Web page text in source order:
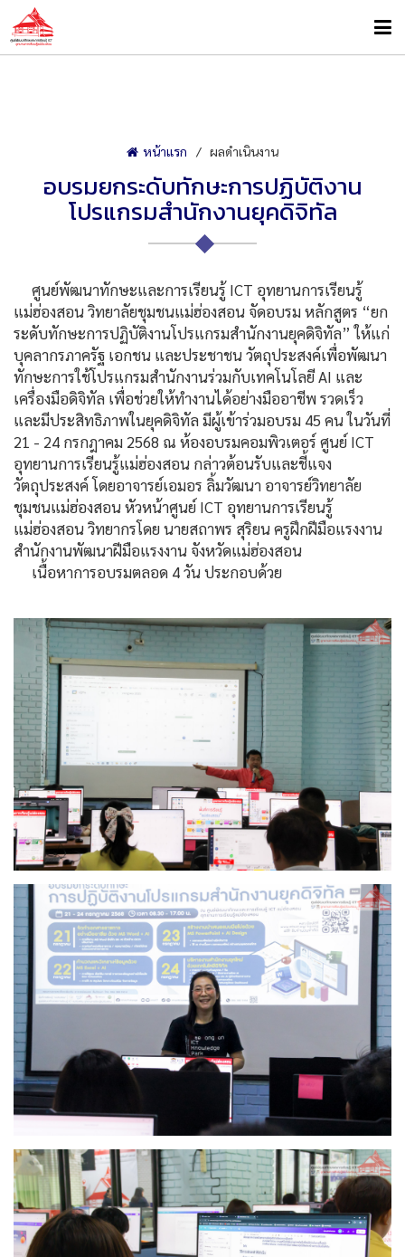
หน้าแรก ผลดำเนินงาน
อบรมยกระดับทักษะการปฏิบัติงาน
โปรแกรมสำนักงานยุคดิจิทัล
ศูนย์พัฒนาทักษะและการเรียนรู้ ICT อุทยานการเรียนรู้
แม่ฮ่องสอน วิทยาลัยชุมชนแม่ฮ่องสอน จัดอบรม หลักสูตร “ยก
ระดับทักษะการปฏิบัติงานโปรแกรมสำนักงานยุคดิจิทัล” ให้แก่
บุคลากรภาครัฐ เอกชน และประชาชน วัตถุประสงค์เพื่อพัฒนา
ทักษะการใช้โปรแกรมสำนักงานร่วมกับเทคโนโลยี AI และ
เครื่องมือดิจิทัล เพื่อช่วยให้ทำงานได้อย่างมืออาชีพ รวดเร็ว
และมีประสิทธิภาพในยุคดิจิทัล มีผู้เข้าร่วมอบรม 45 คน ในวันที่
21 - 24 กรกฎาคม 2568 ณ ห้องอบรมคอมพิวเตอร์ ศูนย์ ICT
อุทยานการเรียนรู้แม่ฮ่องสอน กล่าวต้อนรับและชี้แจง
วัตถุประสงค์ โดยอาจารย์เอมอร ลิ้มวัฒนา อาจารย์วิทยาลัย
ชุมชนแม่ฮ่องสอน หัวหน้าศูนย์ ICT อุทยานการเรียนรู้
แม่ฮ่องสอน วิทยากรโดย นายสถาพร สุริยน ครูฝึกฝีมือแรงงาน
สำนักงานพัฒนาฝีมือแรงงาน จังหวัดแม่ฮ่องสอน
เนื้อหาการอบรมตลอด 4 วัน ประกอบด้วย